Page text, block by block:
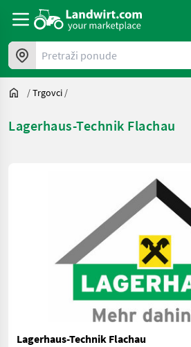
Pretraži ponude
/Trgovci /
Lagerhaus-Technik Flachau
Lagerhaus-Technik Flachau